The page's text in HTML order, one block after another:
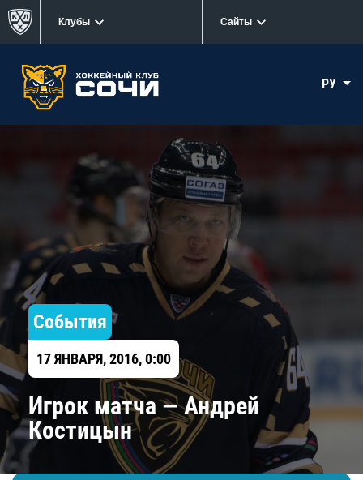
Клубы Сайты
РУ
События
17 ЯНВАРЯ, 2016, 0:00
Игрок матча — Андрей
Костицын